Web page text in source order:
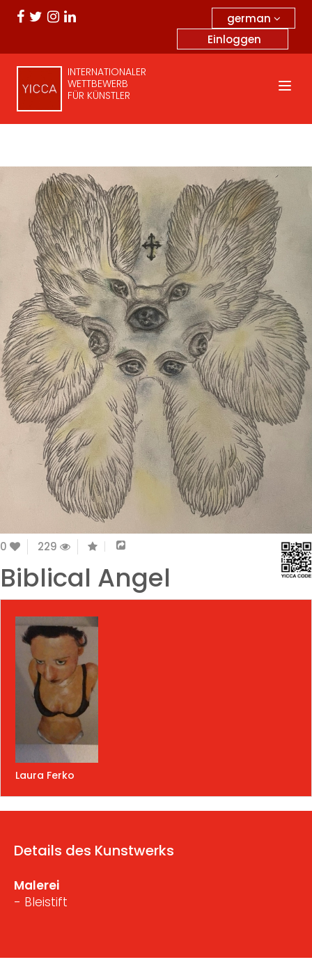
german
Einloggen
INTERNATIONALER
WETTBEWERB
FÜR KÜNSTLER
0 229
Biblical Angel
Laura Ferko
Details des Kunstwerks
Malerei
- Bleistift